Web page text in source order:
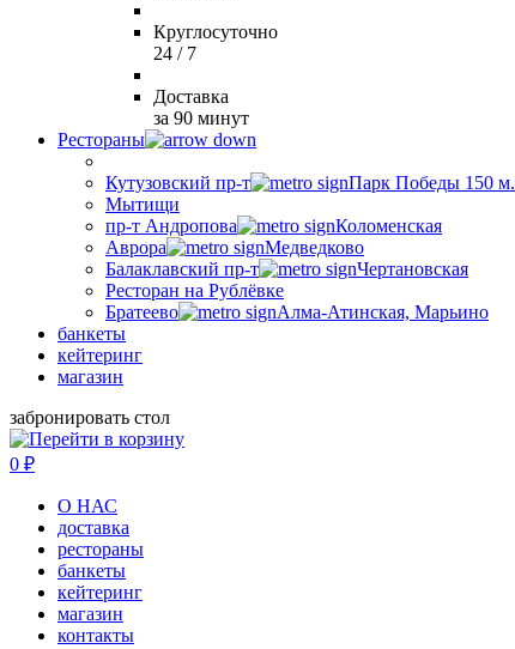
Круглосуточно
24 / 7
Доставка
за 90 минут
Рестораны
Кутузовский пр-т
Парк Победы 150 м.
Мытищи
пр-т Андропова
Коломенская
Аврора
Медведково
Балаклавский пр-т
Чертановская
Ресторан на Рублёвке
Братеево
Алма-Атинская, Марьино
банкеты
кейтеринг
магазин
забронировать стол
0 ₽
О НАС
доставка
рестораны
банкеты
кейтеринг
магазин
контакты